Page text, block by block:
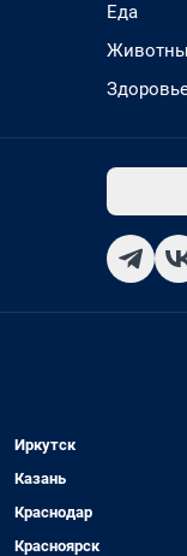
Еда
Иркутск
Казань
Краснодар
Красноярск